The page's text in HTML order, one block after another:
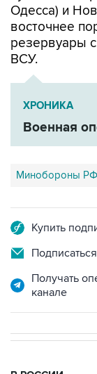
Одесса) и
восточнее
резервуары
ВСУ.
ХРОНИКА
Военная
Минобороны РФ
Купить
Получать
канале